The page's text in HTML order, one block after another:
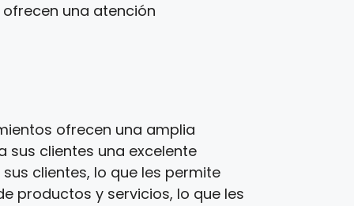
una atención
ofrecen una amplia
clientes una excelente
clientes, lo que les permite
productos y servicios, lo que les